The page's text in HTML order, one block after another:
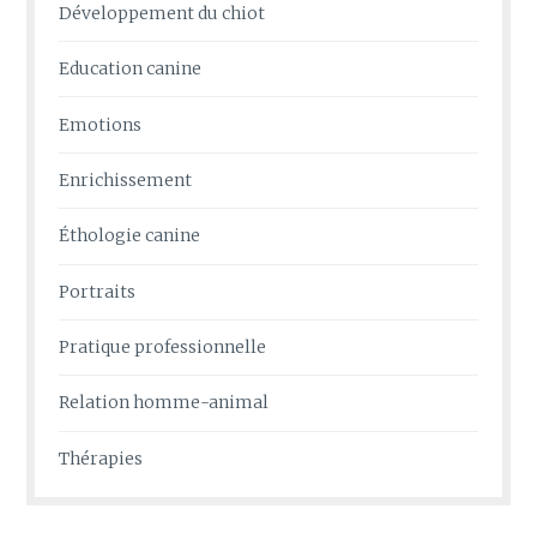
Développement du chiot
Education canine
Emotions
Enrichissement
Éthologie canine
Portraits
Pratique professionnelle
Relation homme-animal
Thérapies